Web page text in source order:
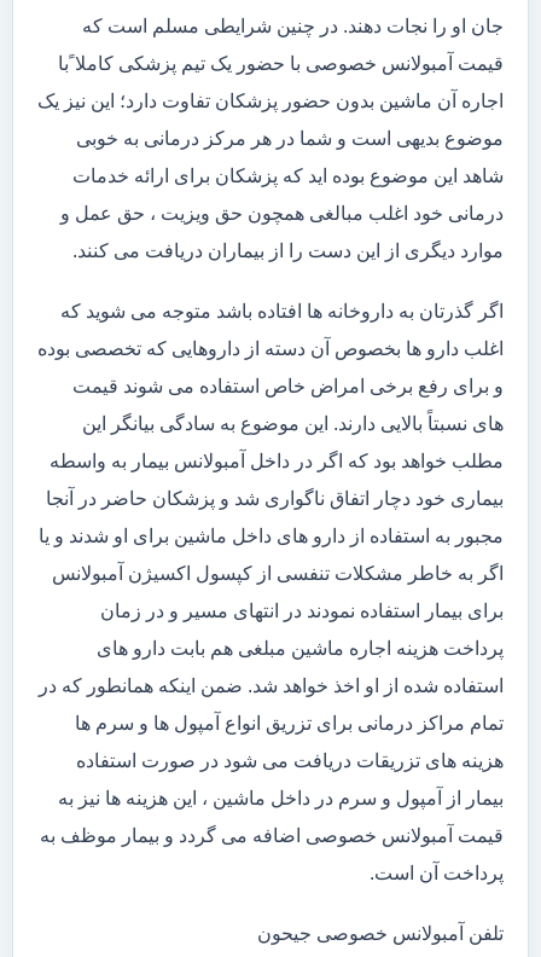
جان او را نجات دهند. در چنین شرایطی مسلم است که
قیمت آمبولانس خصوصی با حضور یک تیم پزشکی کاملا ًبا
اجاره آن ماشین بدون حضور پزشکان تفاوت دارد؛ این نیز یک
موضوع بدیهی است و شما در هر مرکز درمانی به خوبی
شاهد این موضوع بوده اید که پزشکان برای ارائه خدمات
درمانی خود اغلب مبالغی همچون حق ویزیت ، حق عمل و
موارد دیگری از این دست را از بیماران دریافت می کنند.
اگر گذرتان به داروخانه ها افتاده باشد متوجه می شوید که
اغلب دارو ها بخصوص آن دسته از داروهایی که تخصصی بوده
و برای رفع برخی امراض خاص استفاده می شوند قیمت
های نسبتاً بالایی دارند. این موضوع به سادگی بیانگر این
مطلب خواهد بود که اگر در داخل آمبولانس بیمار به واسطه
بیماری خود دچار اتفاق ناگواری شد و پزشکان حاضر در آنجا
مجبور به استفاده از دارو های داخل ماشین برای او شدند و یا
اگر به خاطر مشکلات تنفسی از کپسول اکسیژن آمبولانس
برای بیمار استفاده نمودند در انتهای مسیر و در زمان
پرداخت هزینه اجاره ماشین مبلغی هم بابت دارو های
استفاده شده از او اخذ خواهد شد. ضمن اینکه همانطور که در
تمام مراکز درمانی برای تزریق انواع آمپول ها و سرم ها
هزینه های تزریقات دریافت می شود در صورت استفاده
بیمار از آمپول و سرم در داخل ماشین ، این هزینه ها نیز به
قیمت آمبولانس خصوصی اضافه می گردد و بیمار موظف به
پرداخت آن است.
تلفن آمبولانس خصوصی جیحون